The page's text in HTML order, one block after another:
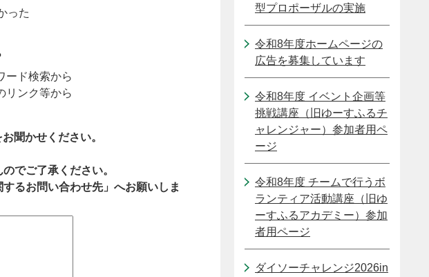
った
ード検索から
リンク等から
聞かせください。
でご了承ください。
るお問い合わせ先」へお願いしま
型プロポーザルの実施
令和8年度ホームページの
広告を募集しています
令和8年度 イベント企画等
挑戦講座（旧ゆーすふるチ
ャレンジャー）参加者用ペ
ージ
令和8年度 チームで行うボ
ランティア活動講座（旧ゆ
ーすふるアカデミー）参加
者用ページ
ダイソーチャレンジ2026in